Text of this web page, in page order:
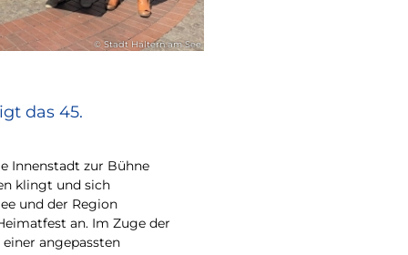
© Stadt Haltern am See
das 45.
Innenstadt zur Bühne
klingt und sich
und der Region
an. Im Zuge der
angepassten